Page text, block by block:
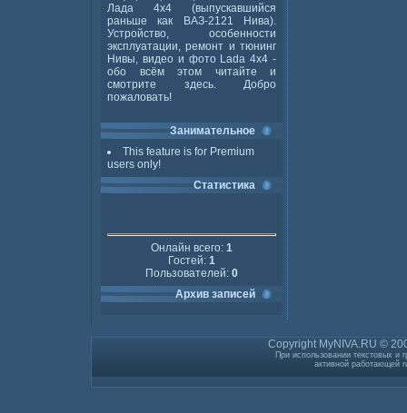
Лада 4x4 (выпускавшийся
раньше как ВАЗ-2121 Нива).
Устройство, особенности
эксплуатации, ремонт и тюнинг
Нивы, видео и фото Lada 4x4 -
обо всём этом читайте и
смотрите здесь. Добро
пожаловать!
Занимательное
This feature is for Premium
users only!
Статистика
Онлайн всего: 1
Гостей: 1
Пользователей: 0
Архив записей
Copyright MyNIVA.RU ©
При использовании текстовых и
активной работающей